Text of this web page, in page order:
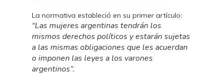
La normativa estableció en su primer artículo:
“Las mujeres argentinas tendrán los
mismos derechos políticos y estarán sujetas
a las mismas obligaciones que les acuerdan
o imponen las leyes a los varones
argentinos”.